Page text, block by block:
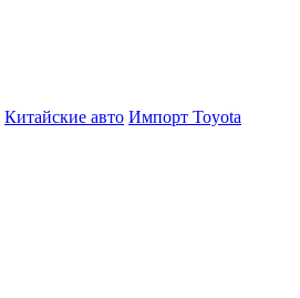
Китайские авто Импорт Toyota